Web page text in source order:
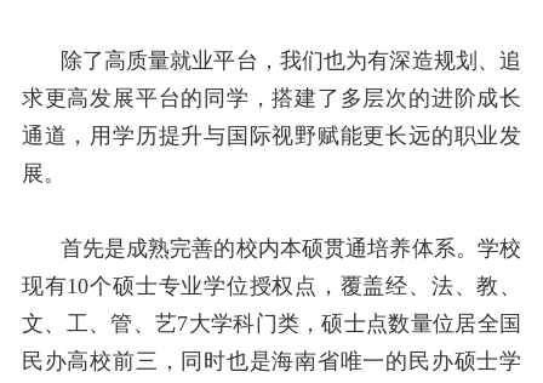
除了高质量就业平台，我们也为有深造规划、追
求更高发展平台的同学，搭建了多层次的进阶成长
通道，用学历提升与国际视野赋能更长远的职业发
展。
首先是成熟完善的校内本硕贯通培养体系。学校
现有10个硕士专业学位授权点，覆盖经、法、教、
文、工、管、艺7大学科门类，硕士点数量位居全国
民办高校前三，同时也是海南省唯一的民办硕士学